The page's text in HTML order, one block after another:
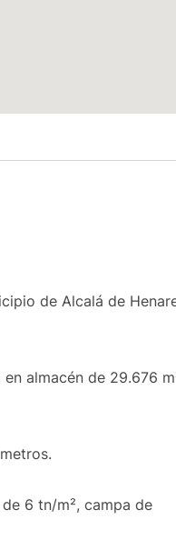
de Alcalá de
almacén de 29.676
6 tn/m², campa de